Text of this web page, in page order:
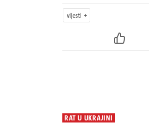
vijesti
RAT U UKRAJINI